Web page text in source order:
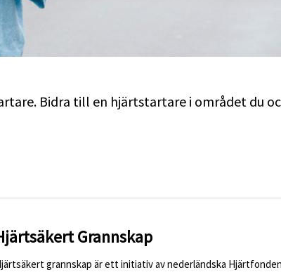
Bidra till en hjärtstartare i området du
Grannskap
grannskap är ett initiativ av nederländska